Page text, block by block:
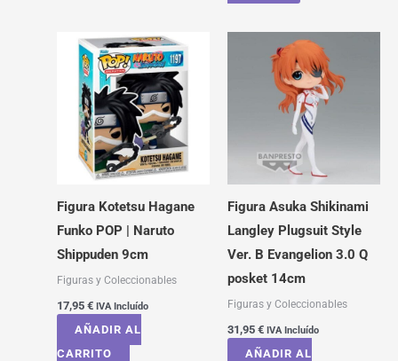
Figura Kotetsu Hagane
Funko POP | Naruto
Shippuden 9cm
Figuras y Coleccionables
17,95 € IVA Incluído
AÑADIR AL
CARRITO
Figura Asuka Shikinami
Langley Plugsuit Style
Ver. B Evangelion 3.0 Q
posket 14cm
Figuras y Coleccionables
31,95 € IVA Incluído
AÑADIR AL